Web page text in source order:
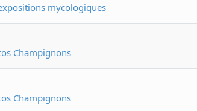
mycologiques
Champignons
Champignons